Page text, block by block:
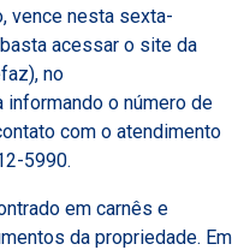
vence nesta sexta-
acessar o site da
no
informando o número de
com o atendimento
5990.
em carnês e
da propriedade. Em